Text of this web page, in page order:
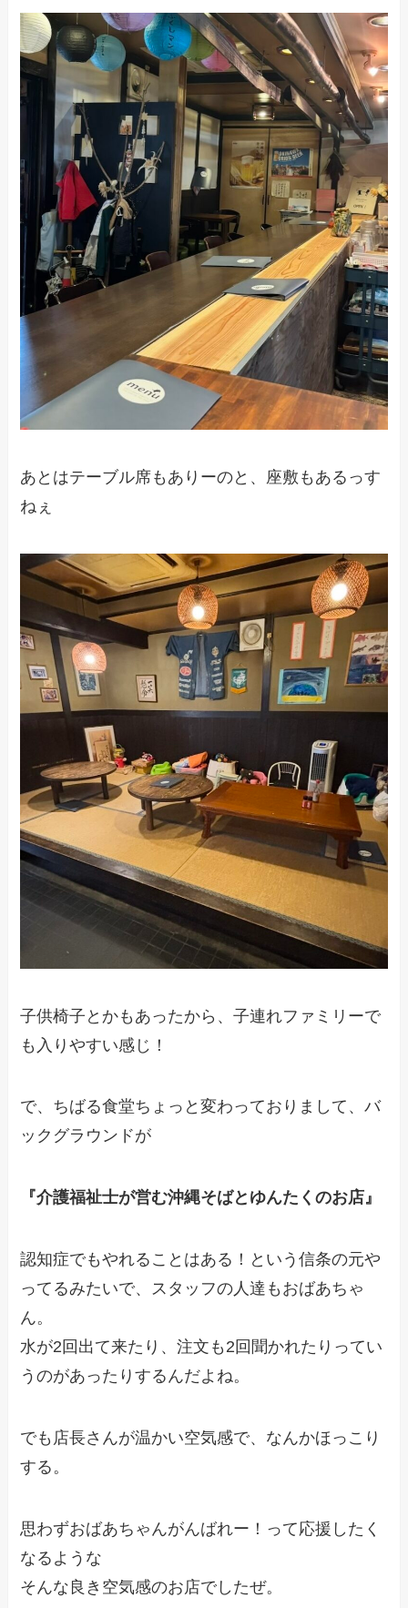
あとはテーブル席もありーのと、座敷もあるっす
ねぇ
子供椅子とかもあったから、子連れファミリーで
も入りやすい感じ！
で、ちばる食堂ちょっと変わっておりまして、バ
ックグラウンドが
『介護福祉士が営む沖縄そばとゆんたくのお店』
認知症でもやれることはある！という信条の元や
ってるみたいで、スタッフの人達もおばあちゃ
ん。
水が2回出て来たり、注文も2回聞かれたりってい
うのがあったりするんだよね。
でも店長さんが温かい空気感で、なんかほっこり
する。
思わずおばあちゃんがんばれー！って応援したく
なるような
そんな良き空気感のお店でしたぜ。